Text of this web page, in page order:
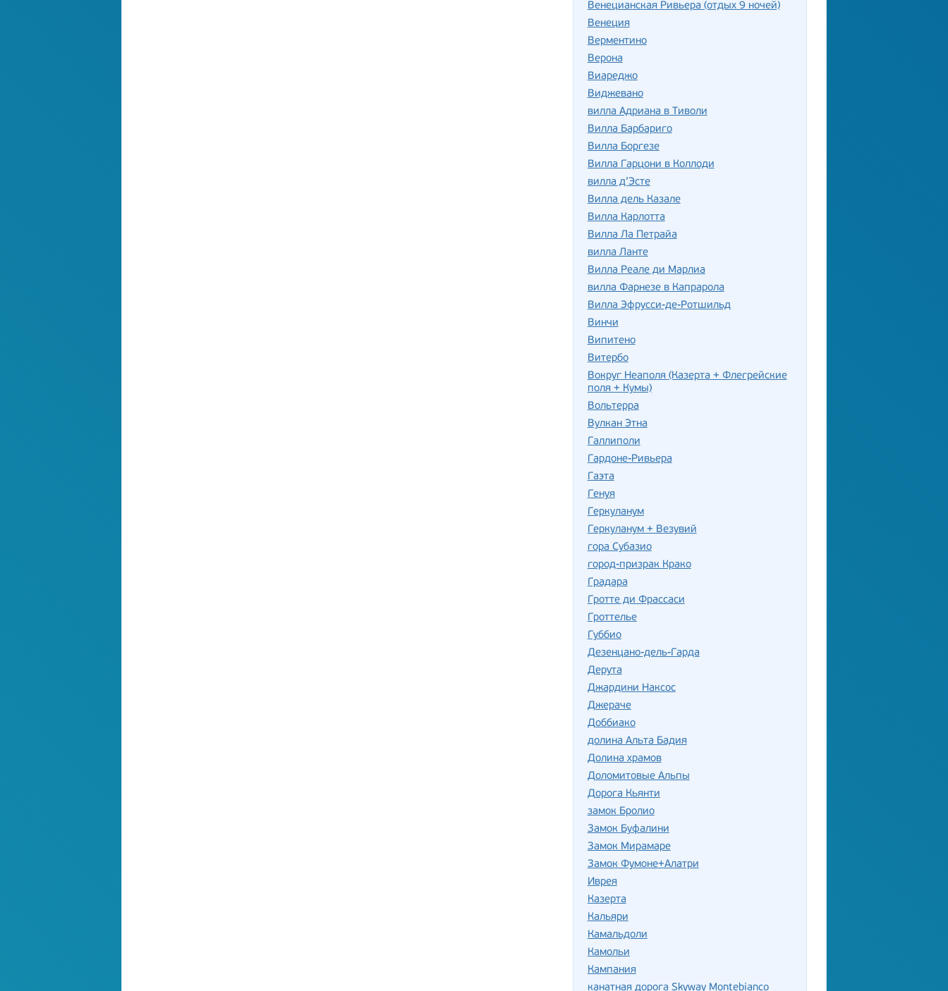
Венецианская Ривьера (отдых 9 ночей)
Венеция
Верментино
Верона
Виареджо
Виджевано
вилла Адриана в Тиволи
Вилла Барбариго
Вилла Боргезе
Вилла Гарцони в Коллоди
вилла д’Эсте
Вилла дель Казале
Вилла Карлотта
Вилла Ла Петрайа
вилла Ланте
Вилла Реале ди Марлиа
вилла Фарнезе в Капрарола
Вилла Эфрусси-де-Ротшильд
Винчи
Випитено
Витербо
Вокруг Неаполя (Казерта + Флегрейские
поля + Кумы)
Вольтерра
Вулкан Этна
Галлиполи
Гардоне-Ривьера
Гаэта
Генуя
Геркуланум
Геркуланум + Везувий
гора Субазио
город-призрак Крако
Градара
Гротте ди Фрассаси
Гроттелье
Губбио
Дезенцано-дель-Гарда
Дерута
Джардини Наксос
Джераче
Доббиако
долина Альта Бадия
Долина храмов
Доломитовые Альпы
Дорога Кьянти
замок Бролио
Замок Буфалини
Замок Мирамаре
Замок Фумоне+Алатри
Иврея
Казерта
Кальяри
Камальдоли
Камольи
Кампания
канатная дорога Skyway Montebianco